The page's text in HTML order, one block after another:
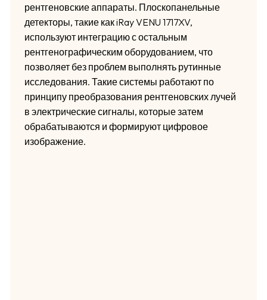
рентгеновские аппараты. Плоскопанельные
детекторы, такие как iRay VENU 1717XV,
используют интеграцию с остальным
рентгенографическим оборудованием, что
позволяет без проблем выполнять рутинные
исследования. Такие системы работают по
принципу преобразования рентгеновских лучей
в электрические сигналы, которые затем
обрабатываются и формируют цифровое
изображение.